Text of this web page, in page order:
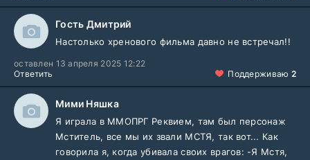
Гость Дмитрий
Настолько хренового фильма давно не встречал!!
оставлен 13 апреля 2025 12:22
Ответить
Поддерживаю 2
Мими Няшка
Я играла в ММОПРГ Реквием, там был персонаж
Мститель, все мы их звали МСТЯ, так вот... Как
говорила я, когда убивала своих врагов: -Я Мстя,